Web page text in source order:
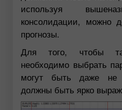
используя
консолидации, можно
прогнозы.
Для того, чтобы
необходимо выбрать
могут быть даже не
должны быть ярко